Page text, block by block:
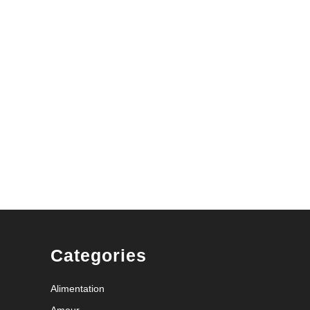
Categories
Alimentation